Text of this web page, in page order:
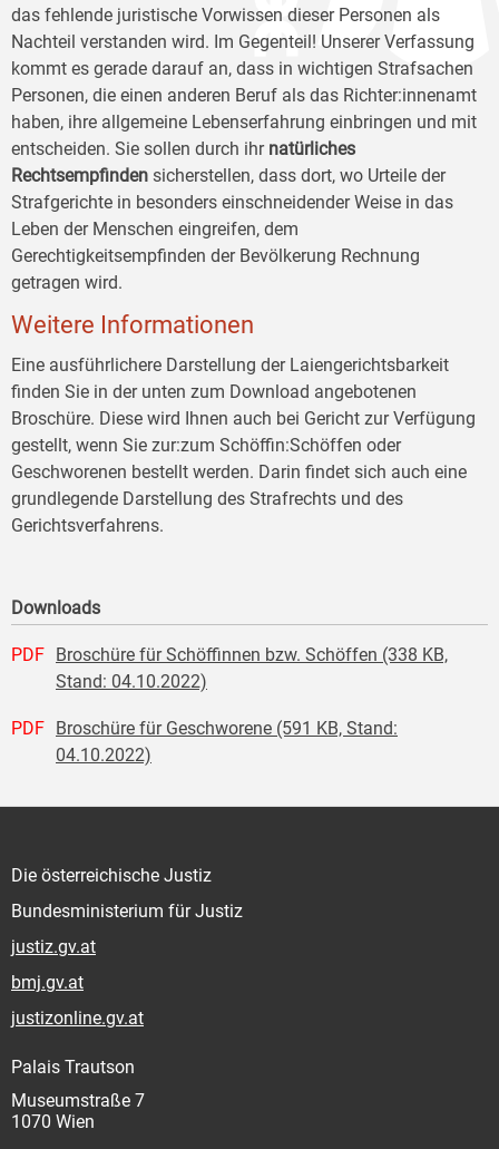
das fehlende juristische Vorwissen dieser Personen als
Nachteil verstanden wird. Im Gegenteil! Unserer Verfassung
kommt es gerade darauf an, dass in wichtigen Strafsachen
Personen, die einen anderen Beruf als das Richter:innenamt
haben, ihre allgemeine Lebenserfahrung einbringen und mit
entscheiden. Sie sollen durch ihr natürliches
Rechtsempfinden sicherstellen, dass dort, wo Urteile der
Strafgerichte in besonders einschneidender Weise in das
Leben der Menschen eingreifen, dem
Gerechtigkeitsempfinden der Bevölkerung Rechnung
getragen wird.
Weitere Informationen
Eine ausführlichere Darstellung der Laiengerichtsbarkeit
finden Sie in der unten zum Download angebotenen
Broschüre. Diese wird Ihnen auch bei Gericht zur Verfügung
gestellt, wenn Sie zur:zum Schöffin:Schöffen oder
Geschworenen bestellt werden. Darin findet sich auch eine
grundlegende Darstellung des Strafrechts und des
Gerichtsverfahrens.
Downloads
PDF Broschüre für Schöffinnen bzw. Schöffen (338 KB,
Stand: 04.10.2022)
PDF Broschüre für Geschworene (591 KB, Stand:
04.10.2022)
Die österreichische Justiz
Bundesministerium für Justiz
justiz.gv.at
bmj.gv.at
justizonline.gv.at
Palais Trautson
Museumstraße 7
1070 Wien